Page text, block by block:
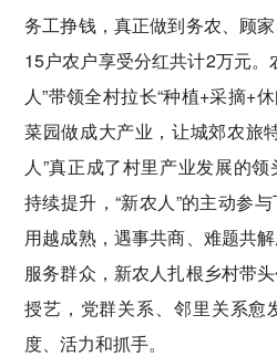
务工挣钱，真正做到务农、顾
15户农户享受分红共计2万元。
人”带领全村拉长“种植+采摘+
菜园做成大产业，让城郊农旅
人”真正成了村里产业发展的
持续提升，“新农人”的主动参
用越成熟，遇事共商、难题共
服务群众，新农人扎根乡村带
授艺，党群关系、邻里关系愈
度、活力和抓手。